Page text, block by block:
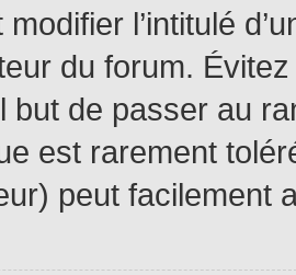
l’intitulé
du forum.
but de passer au
est rarement
peut facilement